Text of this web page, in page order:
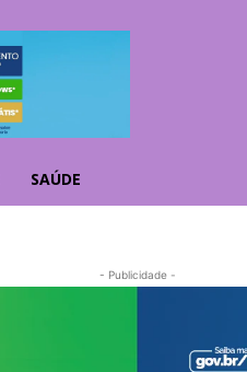
SAÚDE
- Publicidade -